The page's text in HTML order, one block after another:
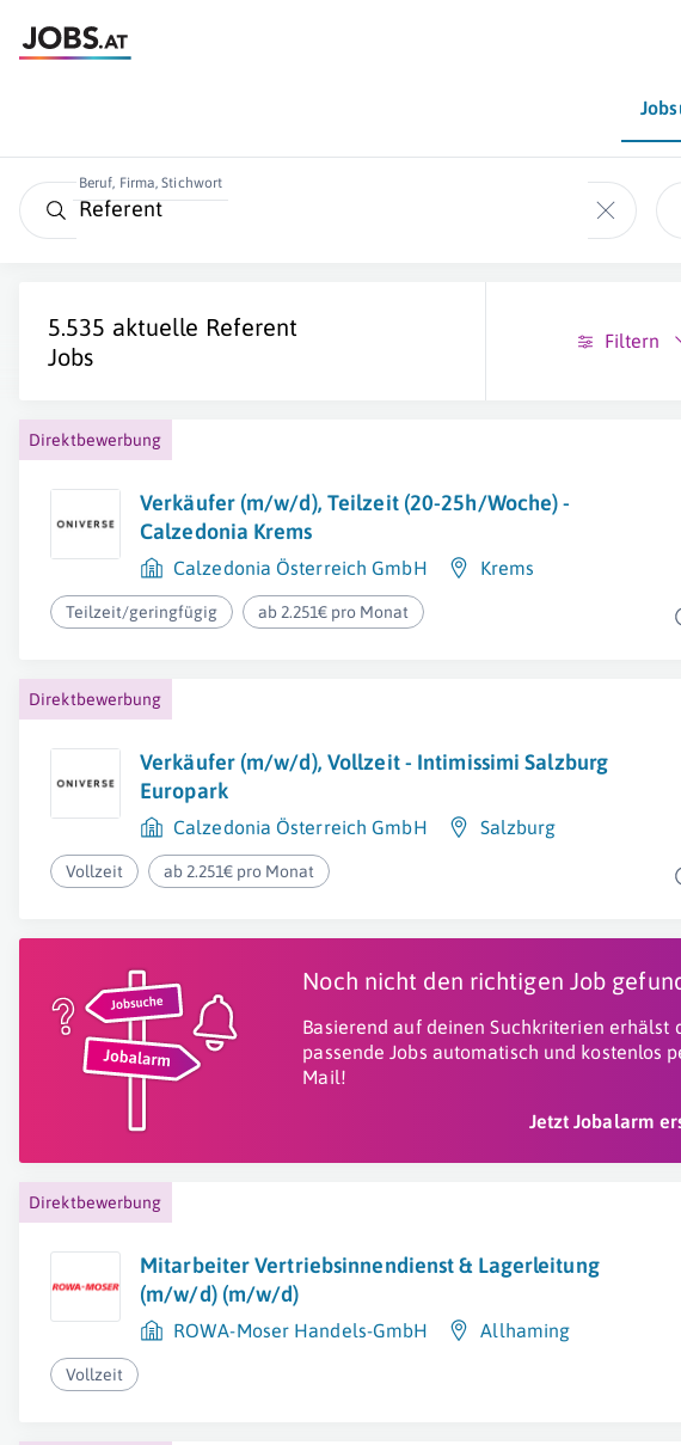
Beruf, Firma, Stichwort
5.535 aktuelle Referent
Jobs
Filtern
Direktbewerbung
Verkäufer (m/w/d), Teilzeit (20-25h/Woche) -
Calzedonia Krems
Calzedonia Österreich GmbH Krems
Teilzeit/geringfügig ab 2.251€ pro Monat
Direktbewerbung
Verkäufer (m/w/d), Vollzeit - Intimissimi Salzburg
Europark
Calzedonia Österreich GmbH Salzburg
Vollzeit ab 2.251€ pro Monat
Noch nicht den richtigen Job
Basierend auf deinen Suchkriterien erhälst
passende Jobs automatisch und kostenlos
Mail!
Jetzt Jobalarm
Direktbewerbung
Mitarbeiter Vertriebsinnendienst & Lagerleitung
(m/w/d) (m/w/d)
ROWA-Moser Handels-GmbH Allhaming
Vollzeit